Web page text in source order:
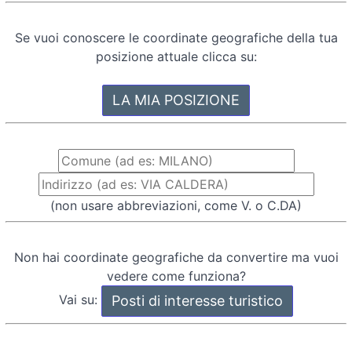
Se vuoi conoscere le coordinate geografiche della tua
posizione attuale clicca su:
(non usare abbreviazioni, come V. o C.DA)
Non hai coordinate geografiche da convertire ma vuoi
vedere come funziona?
Vai su: